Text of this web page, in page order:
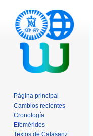
Página principal
Cambios recientes
Cronología
Efemérides
Textos de Calasanz